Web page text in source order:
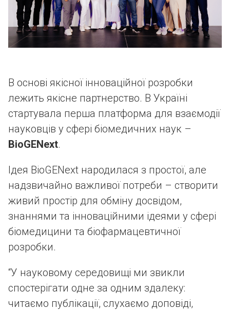
В основі якісної інноваційної розробки
лежить якісне партнерство. В Україні
стартувала перша платформа для взаємодії
науковців у сфері біомедичних наук –
BioGENext.
Ідея BioGENext народилася з простої, але
надзвичайно важливої потреби – створити
живий простір для обміну досвідом,
знаннями та інноваційними ідеями у сфері
біомедицини та біофармацевтичної
розробки.
“У науковому середовищі ми звикли
спостерігати одне за одним здалеку:
читаємо публікації, слухаємо доповіді,